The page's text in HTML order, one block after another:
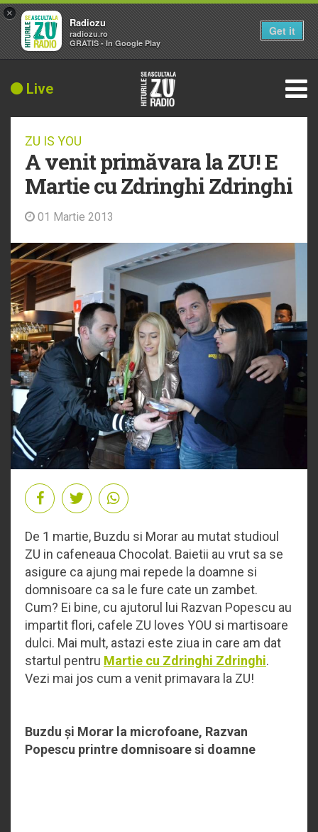
Live
ZU IS YOU
A venit primăvara la ZU! E
Martie cu Zdringhi Zdringhi
01 Martie 2013
De 1 martie, Buzdu si Morar au mutat studioul
ZU in cafeneaua Chocolat. Baietii au vrut sa se
asigure ca ajung mai repede la doamne si
domnisoare ca sa le fure cate un zambet.
Cum? Ei bine, cu ajutorul lui Razvan Popescu au
impartit flori, cafele ZU loves YOU si martisoare
dulci. Mai mult, astazi este ziua in care am dat
startul pentru Martie cu Zdringhi Zdringhi.
Vezi mai jos cum a venit primavara la ZU!
Buzdu și Morar la microfoane, Razvan
Popescu printre domnisoare si doamne
×
Radiozu
radiozu.ro
GRATIS - In Google Play
Get it